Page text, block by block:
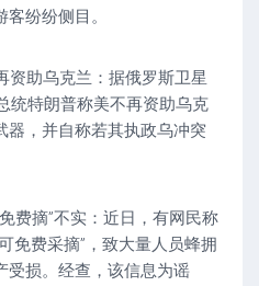
纷纷侧目。
资助乌克兰：据俄罗斯卫星
统特朗普称美不再资助乌克
器，并自称若其执政乌冲突
费摘”不实：近日，有网民称
免费采摘”，致大量人员蜂拥
受损。经查，该信息为谣